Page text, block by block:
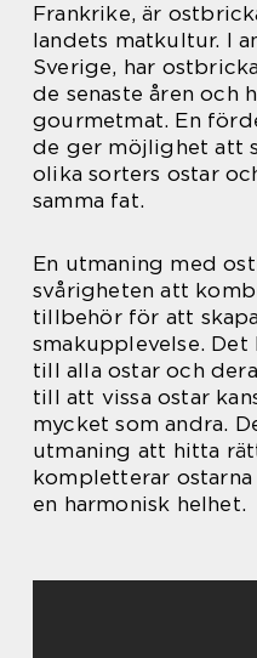
Frankrike, är
landets matkultur. I
Sverige, har
de senaste åren och
gourmetmat. En
de ger möjlighet att
olika sorters ostar
samma fat.
En utmaning med
svårigheten att
tillbehör för att
smakupplevelse. Det
till alla ostar och
till att vissa ostar
mycket som andra.
utmaning att hitta
kompletterar
en harmonisk helhet.